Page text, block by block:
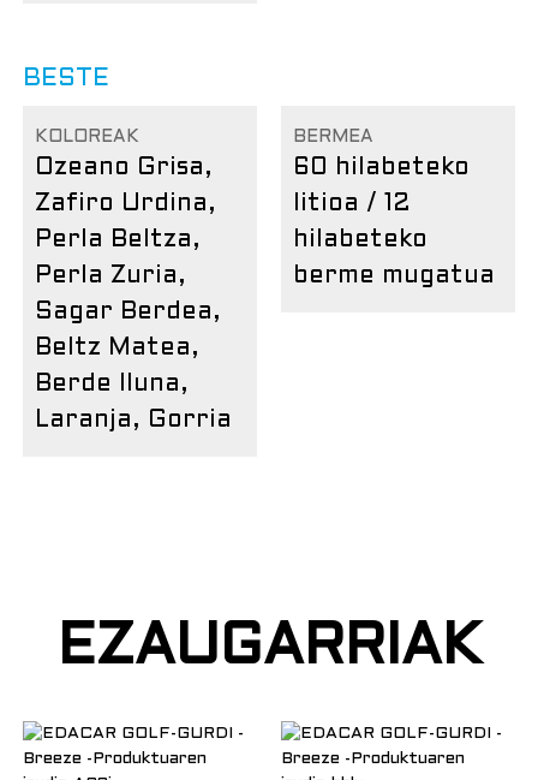
BESTE
KOLOREAK
Ozeano Grisa,
Zafiro Urdina,
Perla Beltza,
Perla Zuria,
Sagar Berdea,
Beltz Matea,
Berde Iluna,
Laranja, Gorria
BERMEA
60 hilabeteko
litioa / 12
hilabeteko
berme mugatua
EZAUGARRIAK